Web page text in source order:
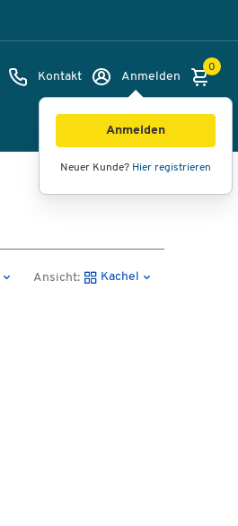
Kontakt Anmelden
Anmelden
Neuer Kunde? Hier registrieren
0
Ansicht: Kachel